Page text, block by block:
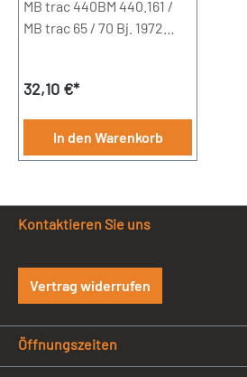
MB trac 440BM 440.161 /
MB trac 65 / 70 Bj. 1972
440.163 / MB trac 800 Bj.
Regulärer Preis:
32,10 €*
In den Warenkorb
Kontaktieren Sie uns
Vertrag widerrufen
Öffnungszeiten